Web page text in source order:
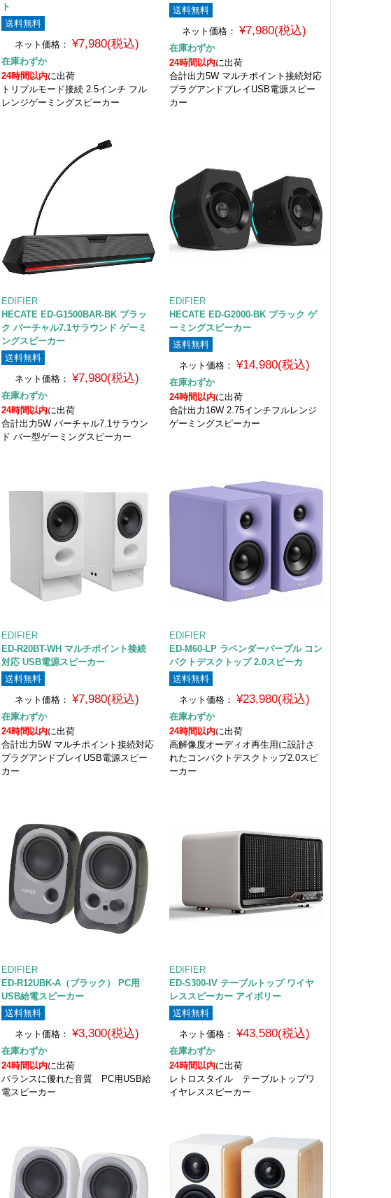
ト
送料無料
ネット価格：
¥7,980(税込)
在庫わずか
24時間以内に出荷
トリプルモード接続 2.5インチ フル
レンジゲーミングスピーカー
送料無料
ネット価格：
¥7,980(税込)
在庫わずか
24時間以内に出荷
合計出力5W マルチポイント接続対応
プラグアンドプレイUSB電源スピー
カー
EDIFIER
HECATE ED-G1500BAR-BK ブラッ
ク バーチャル7.1サラウンド ゲーミ
ングスピーカー
送料無料
ネット価格：
¥7,980(税込)
在庫わずか
24時間以内に出荷
合計出力5W バーチャル7.1サラウン
ド バー型ゲーミングスピーカー
EDIFIER
HECATE ED-G2000-BK ブラック ゲ
ーミングスピーカー
送料無料
ネット価格： ¥14,980(税込)
在庫わずか
24時間以内に出荷
合計出力16W 2.75インチフルレンジ
ゲーミングスピーカー
EDIFIER
ED-R20BT-WH マルチポイント接続
対応 USB電源スピーカー
送料無料
ネット価格：
¥7,980(税込)
在庫わずか
24時間以内に出荷
合計出力5W マルチポイント接続対応
プラグアンドプレイUSB電源スピー
カー
EDIFIER
ED-M60-LP ラベンダーパープル コン
パクトデスクトップ 2.0スピーカ
送料無料
ネット価格： ¥23,980(税込)
在庫わずか
24時間以内に出荷
高解像度オーディオ再生用に設計さ
れたコンパクトデスクトップ2.0スピ
ーカー
EDIFIER
ED-R12UBK-A（ブラック） PC用
USB給電スピーカー
送料無料
ネット価格：
¥3,300(税込)
在庫わずか
24時間以内に出荷
バランスに優れた音質 PC用USB給
電スピーカー
EDIFIER
ED-S300-IV テーブルトップ ワイヤ
レススピーカー アイボリー
送料無料
ネット価格： ¥43,580(税込)
在庫わずか
24時間以内に出荷
レトロスタイル テーブルトップワ
イヤレススピーカー